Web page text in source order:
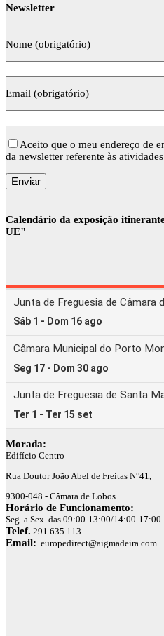
Newsletter
Nome (obrigatório)
Email (obrigatório)
Aceito que o meu endereço de
da newsletter referente às
Calendário da exposição
UE"
Morada:
Edifício Centro
Rua Doutor João Abel de Freitas N°41,
9300-048 - Câmara de Lobos
Horário de Funcionamento:
Seg. a Sex. das 09:00-13:00/14:00-17:00
Telef. 291 635 113
Email: europedirect@aigmadeira.com